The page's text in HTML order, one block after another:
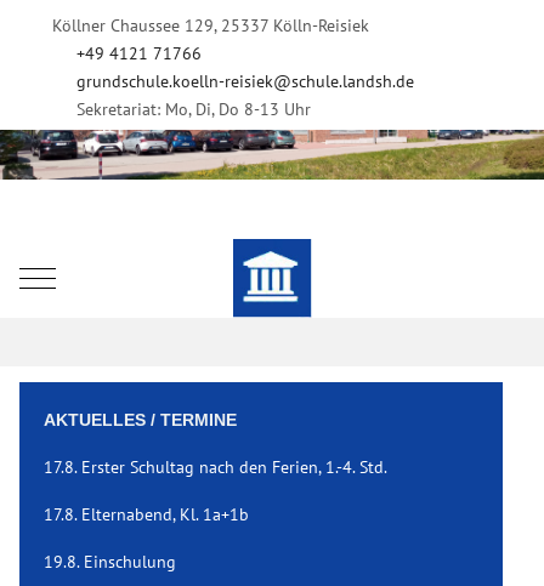
Köllner Chaussee 129, 25337 Kölln-Reisiek
+49 4121 71766
grundschule.koelln-reisiek@schule.landsh.de
Sekretariat: Mo, Di, Do 8-13 Uhr
Mobile Menu Toggle
AKTUELLES / TERMINE
17.8. Erster Schultag nach den Ferien, 1.-4. Std.
17.8. Elternabend, Kl. 1a+1b
19.8. Einschulung